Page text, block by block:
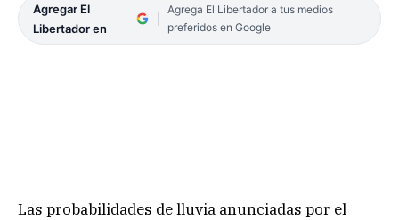
Agregar El
Libertador en
Agrega El Libertador a tus medios
preferidos en Google
Las probabilidades de lluvia anunciadas por el